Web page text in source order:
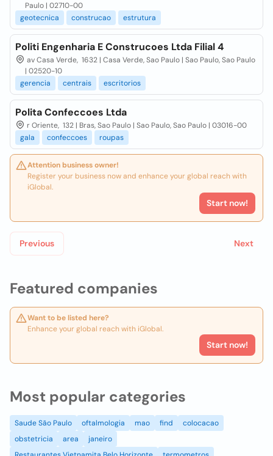
Featured companies
Want to be listed here?
Enhance your global reach with iGlobal.
Start now!
Paulo | 02710-00
geotecnica
construcao estrutura
Politi Engenharia E Construcoes Ltda Filial 4
av Casa Verde, 1632 | Casa Verde, Sao Paulo | Sao Paulo, Sao Paulo
| 02520-10
gerencia
centrais escritorios
Polita Confeccoes Ltda
r Oriente, 132 | Bras, Sao Paulo | Sao Paulo, Sao Paulo | 03016-00
gala
confeccoes roupas
Attention business owner!
Register your business now and enhance your global reach with
iGlobal.
Start now!
Previous Next
Most popular categories
Saude São Paulo oftalmologia mao find
colocacao
obstetricia
area
janeiro